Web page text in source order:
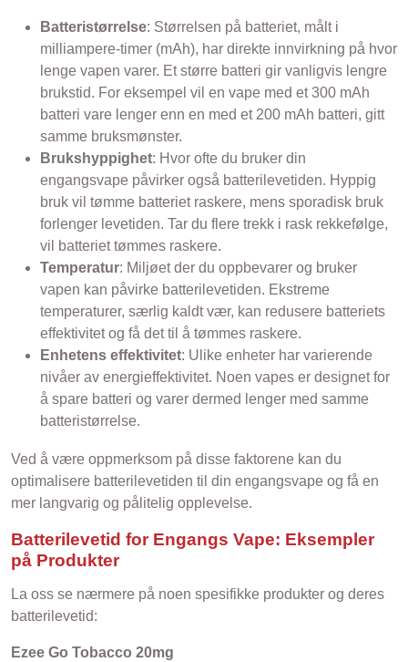
Batteristørrelse: Størrelsen på batteriet, målt i
milliampere-timer (mAh), har direkte innvirkning på hvor
lenge vapen varer. Et større batteri gir vanligvis lengre
brukstid. For eksempel vil en vape med et 300 mAh
batteri vare lenger enn en med et 200 mAh batteri, gitt
samme bruksmønster.
Brukshyppighet: Hvor ofte du bruker din
engangsvape påvirker også batterilevetiden. Hyppig
bruk vil tømme batteriet raskere, mens sporadisk bruk
forlenger levetiden. Tar du flere trekk i rask rekkefølge,
vil batteriet tømmes raskere.
Temperatur: Miljøet der du oppbevarer og bruker
vapen kan påvirke batterilevetiden. Ekstreme
temperaturer, særlig kaldt vær, kan redusere batteriets
effektivitet og få det til å tømmes raskere.
Enhetens effektivitet: Ulike enheter har varierende
nivåer av energieffektivitet. Noen vapes er designet for
å spare batteri og varer dermed lenger med samme
batteristørrelse.
Ved å være oppmerksom på disse faktorene kan du
optimalisere batterilevetiden til din engangsvape og få en
mer langvarig og pålitelig opplevelse.
Batterilevetid for Engangs Vape: Eksempler
på Produkter
La oss se nærmere på noen spesifikke produkter og deres
batterilevetid:
Ezee Go Tobacco 20mg